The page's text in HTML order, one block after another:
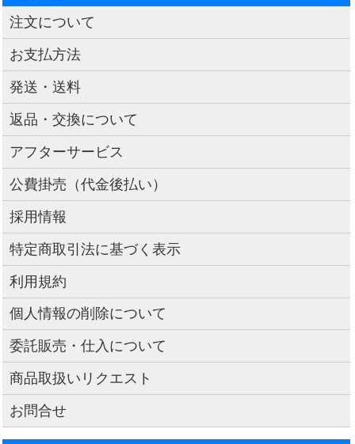
注文について
お支払方法
発送・送料
返品・交換について
アフターサービス
公費掛売（代金後払い）
採用情報
特定商取引法に基づく表示
利用規約
個人情報の削除について
委託販売・仕入について
商品取扱いリクエスト
お問合せ